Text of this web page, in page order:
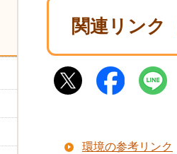
関連リンク
環境の参考リンク